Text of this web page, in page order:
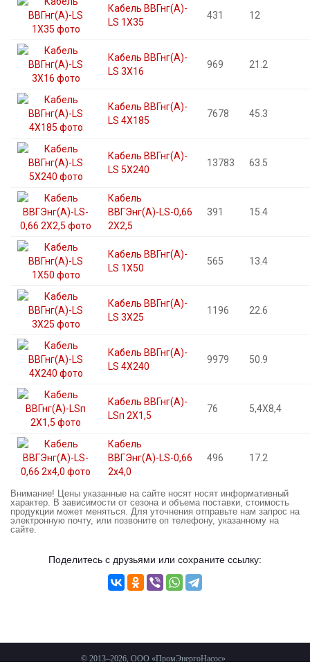
Кабель ВВГнг(А)-
LS 1X35
431 12
Кабель ВВГнг(А)-
LS 3X16
969 21.2
Кабель ВВГнг(А)-
LS 4X185
7678 45.3
Кабель ВВГнг(А)-
LS 5X240
13783 63.5
Кабель
ВВГЭнг(А)-LS-0,66
2X2,5
391 15.4
Кабель ВВГнг(А)-
LS 1X50
565 13.4
Кабель ВВГнг(А)-
LS 3X25
1196 22.6
Кабель ВВГнг(А)-
LS 4X240
9979 50.9
Кабель ВВГнг(А)-
LSп 2X1,5
76 5,4X8,4
Кабель
ВВГЭнг(А)-LS-0,66
2х4,0
496 17.2
Внимание! Цены указанные на сайте носят носят информативный
характер. В зависимости от сезона и объема поставки, стоимость
продукции может меняться. Для уточнения отправьте нам запрос на
электронную почту, или позвоните оп телефону, указанному на
сайте.
Поделитесь с друзьями или сохраните ссылку:
© 2013–2026, ООО «ПромЭнергоНасос»